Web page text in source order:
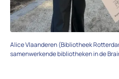
Alice Vlaanderen (Bibliotheek
samenwerkende bibliotheken in de